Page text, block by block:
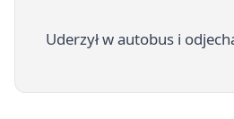
Uderzył w autobus i